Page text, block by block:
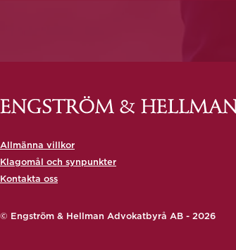
Allmänna villkor
Klagomål och synpunkter
Kontakta oss
© Engström & Hellman Advokatbyrå AB - 2026